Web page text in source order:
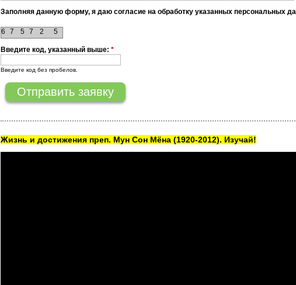
Заполняя данную форму, я даю согласие на обработку указанных персональных
5
6 5 7 2
7
Введите код, указанный выше: *
Введите код без пробелов.
Жизнь и достижения преп. Мун Сон Мёна (1920-2012). Изучай!